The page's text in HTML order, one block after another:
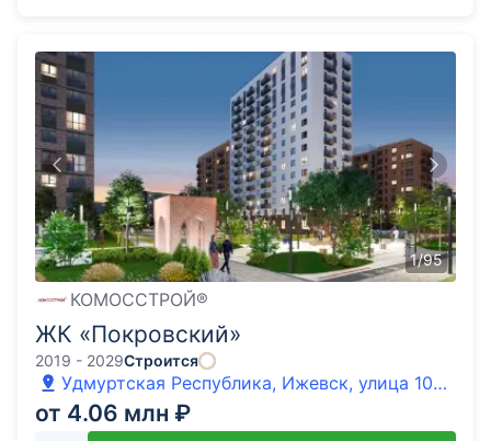
1/95
КОМОССТРОЙ®
ЖК «Покровский»
2019 - 2029Строится
Удмуртская Республика, Ижевск, улица 10
лет Октября
от 4.06 млн ₽